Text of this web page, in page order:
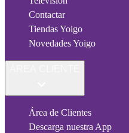
Contactar
Tiendas Yoigo
Novedades Yoigo
Área de Clientes
Descarga nuestra App